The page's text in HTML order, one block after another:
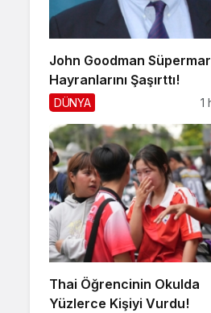
John Goodman
Hayranlarını Şaşırttı!
DÜNYA 1
Thai Öğrencinin Okulda
Yüzlerce Kişiyi Vurdu!